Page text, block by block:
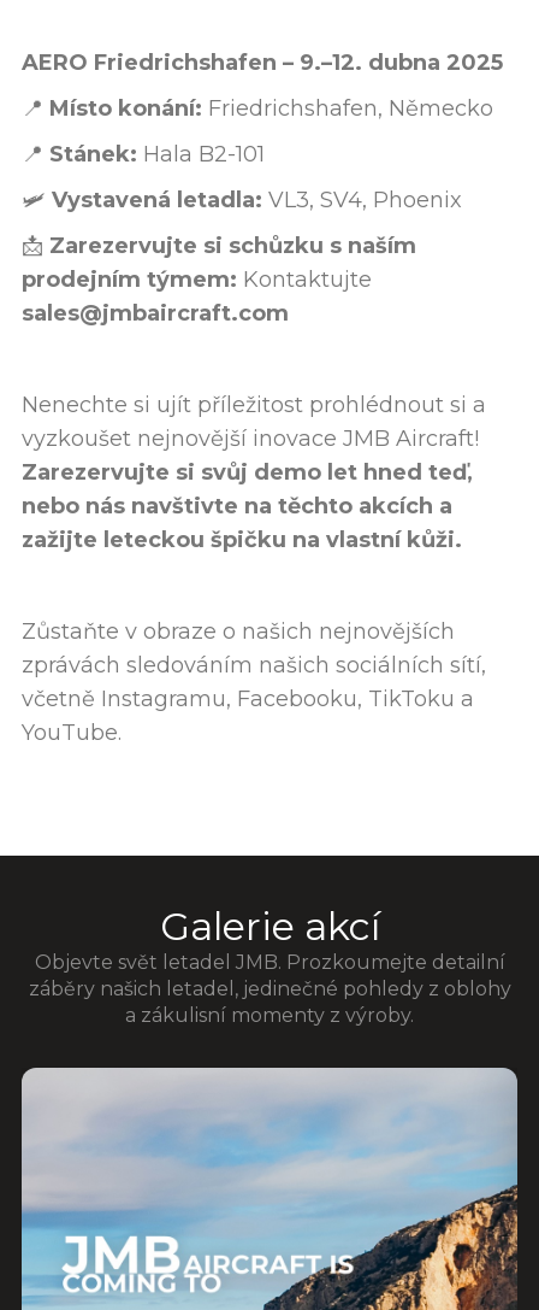
AERO Friedrichshafen – 9.–12. dubna 2025
📍 Místo konání: Friedrichshafen, Německo
📍 Stánek: Hala B2-101
🛩️ Vystavená letadla: VL3, SV4, Phoenix
📩 Zarezervujte si schůzku s naším
prodejním týmem: Kontaktujte
sales@jmbaircraft.com
Nenechte si ujít příležitost prohlédnout si a
vyzkoušet nejnovější inovace JMB Aircraft!
Zarezervujte si svůj demo let hned teď,
nebo nás navštivte na těchto akcích a
zažijte leteckou špičku na vlastní kůži.
Zůstaňte v obraze o našich nejnovějších
zprávách sledováním našich sociálních sítí,
včetně Instagramu, Facebooku, TikToku a
YouTube.
Galerie akcí
Objevte svět letadel JMB. Prozkoumejte detailní
záběry našich letadel, jedinečné pohledy z oblohy
a zákulisní momenty z výroby.